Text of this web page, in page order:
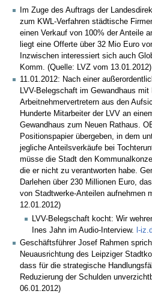
Im Zuge des Auftrags der
zum KWL-Verfahren städtische
einen Verkauf von 100% der Anteile
liegt eine Offerte über 32 Mio Euro
Inzwischen interessiert sich auch
Komm. (Quelle: LVZ vom 13.01.2012)
11.01.2012: Nach einer
LVV-Belegschaft im Gewandhaus mit
Arbeitnehmervertretern aus den
Hunderte Mitarbeiter der LVV an
Gewandhaus zum Neuen Rathaus.
Positionspapier übergeben, in dem
jegliche Anteilsverkäufe bei
müsse die Stadt den
die er nicht zu verantworten habe.
Darlehen über 230 Millionen Euro,
von Stadtwerke-Anteilen aufnehmen
12.01.2012)
LVV-Belegschaft kocht: Wir
Ines Jahn im Audio-Interview. l-
Geschäftsführer Josef Rahmen
Neuausrichtung des Leipziger
dass für die strategische
Reduzierung der Schulden
06.01.2012)